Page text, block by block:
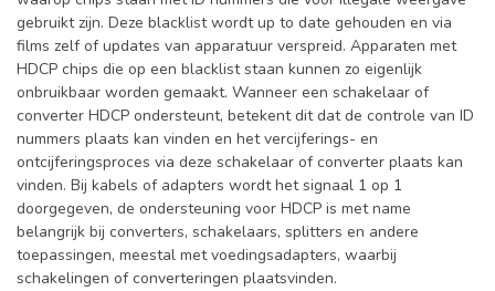
gebruikt zijn. Deze blacklist wordt up to date gehouden en via
films zelf of updates van apparatuur verspreid. Apparaten met
HDCP chips die op een blacklist staan kunnen zo eigenlijk
onbruikbaar worden gemaakt. Wanneer een schakelaar of
converter HDCP ondersteunt, betekent dit dat de controle van ID
nummers plaats kan vinden en het vercijferings- en
ontcijferingsproces via deze schakelaar of converter plaats kan
vinden. Bij kabels of adapters wordt het signaal 1 op 1
doorgegeven, de ondersteuning voor HDCP is met name
belangrijk bij converters, schakelaars, splitters en andere
toepassingen, meestal met voedingsadapters, waarbij
schakelingen of converteringen plaatsvinden.